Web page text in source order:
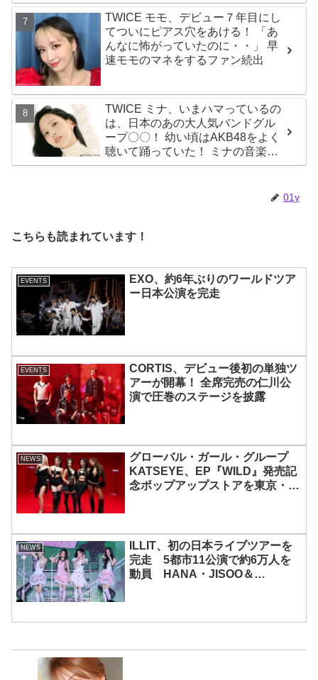
TWICE モモ、デビュー７年目にし
てついにピアス穴をあける！ 「あ
んなに怖がっていたのに・・」 早
速モモのマネをするファン続出
TWICE ミナ、いまハマっているの
は、日本のあの大人気バンドグル
ープ〇〇！ 幼い頃はAKB48をよく
聴いて踊っていた！ ミナの音楽の
趣味が明らかに
01y
こちらも読まれています！
EVENTS
EXO、約6年ぶりのワールドツア
ー日本公演を完走
EVENTS
CORTIS、デビュー後初の単独ツ
アーが開幕！ 全席完売の仁川公
演で圧巻のステージを披露
NEWS
グローバル・ガール・グループ
KATSEYE、EP『WILD』発売記
念ポップアップストアを東京・原
NEWS
ILLIT、初の日本ライブツアーを
完走 5都市11公演で約6万人を
動員 HANA・JISOO＆